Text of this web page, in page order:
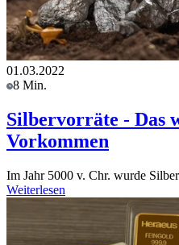
01.03.2022
8 Min.
Silbervorräte - Das
Vorkommen
Im Jahr 5000 v. Chr. wurde
Weiterlesen